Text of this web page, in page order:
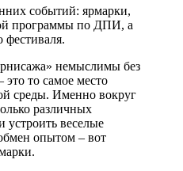
событий: ярмарки,
программы по ДПИ, а
фестиваля.
немыслимы без
то самое место
среды. Именно вокруг
различных
устроить веселые
опытом – вот